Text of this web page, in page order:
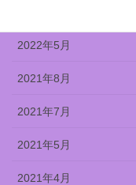
2022年5月
2021年8月
2021年7月
2021年5月
2021年4月